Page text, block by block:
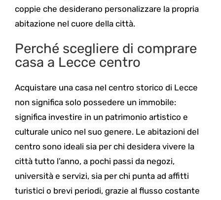
coppie che desiderano personalizzare la propria
abitazione nel cuore della città.
Perché scegliere di comprare
casa a Lecce centro
Acquistare una casa nel centro storico di Lecce
non significa solo possedere un immobile:
significa investire in un patrimonio artistico e
culturale unico nel suo genere. Le abitazioni del
centro sono ideali sia per chi desidera vivere la
città tutto l’anno, a pochi passi da negozi,
università e servizi, sia per chi punta ad affitti
turistici o brevi periodi, grazie al flusso costante